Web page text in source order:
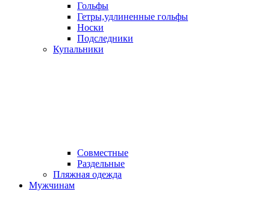
Гольфы
Гетры,удлиненные гольфы
Носки
Подследники
Купальники
Совместные
Раздельные
Пляжная одежда
Мужчинам